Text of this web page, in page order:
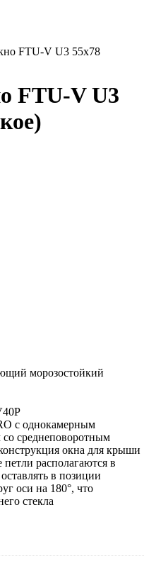
FTU-V U3 55х78
FTU-V U3
морозостойкий
с однокамерным
со среднеповоротным
окна для крыши
располагаются в
в позиции
оси на 180°, что
стекла